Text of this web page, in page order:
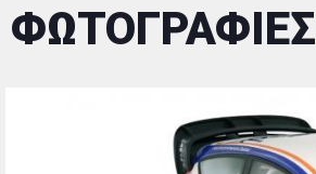
ΦΩΤΟΓΡΑΦΙΕΣ